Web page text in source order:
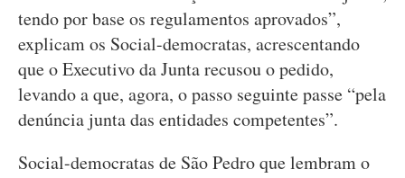
tendo por base os regulamentos aprovados”,
explicam os Social-democratas, acrescentando
que o Executivo da Junta recusou o pedido,
levando a que, agora, o passo seguinte passe “pela
denúncia junta das entidades competentes”.
Social-democratas de São Pedro que lembram o